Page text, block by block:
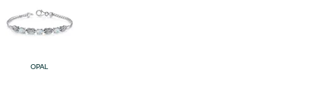
Meistverkaufte
Eheringe
MIT EDELSTEIN
EDELSTEINSCHMUCK
SCHMUCK MIT LAB GROWN
PREISWERTE
LUXURIÖSE
LUXURIÖSE
OPAL